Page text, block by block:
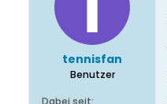
tennisfan
Benutzer
Dabei seit: